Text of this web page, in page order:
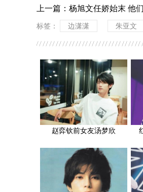
上一篇： 杨旭文任娇始末 他
标签： 边潇潇 朱亚文
赵弈钦前女友汤梦欣